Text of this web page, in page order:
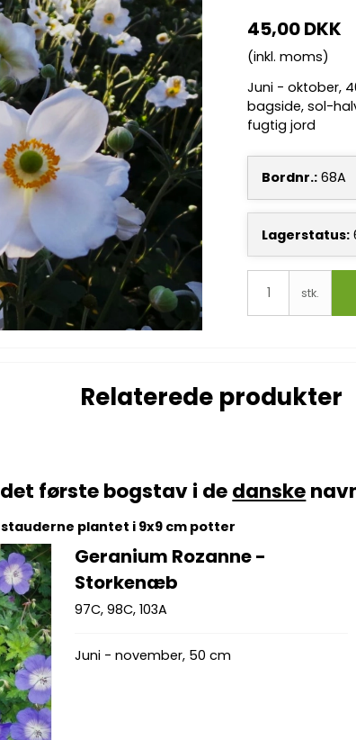
45,00 DKK
(inkl. moms)
Juni - oktober,
bagside, sol-
fugtig jord
Bordnr.: 68A
Lagerstatus:
stk.
Relaterede produkter
første bogstav i dedanske
plantet i 9x9 cm potter
Geranium Rozanne -
Storkenæb
97C, 98C, 103A
Juni - november, 50 cm